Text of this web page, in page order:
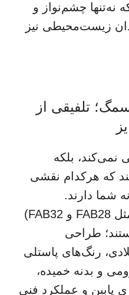
نه‌تنها چشم‌نواز و
زیست‌محیطی نیز
تلفیقی از
بلکه
که هرکدام نقشی
شما دارند.
یخچال‌های سری FAB (مثل FAB28 و FAB32)
طراحی
از دهه ۵۰ میلادی، رنگ‌های پاستلی
و بدنه خمیده،
پایین و عملکرد فنی